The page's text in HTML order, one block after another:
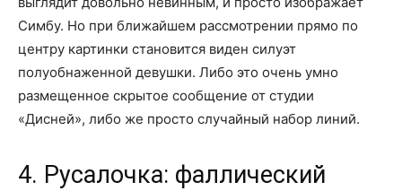
Симбу. Но при ближайшем рассмотрении прямо по
центру картинки становится виден силуэт
полуобнаженной девушки. Либо это очень умно
размещенное скрытое сообщение от студии
«Дисней», либо же просто случайный набор линий.
4. Русалочка: фаллический